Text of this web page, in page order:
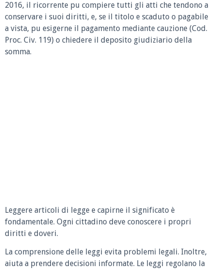
2016, il ricorrente pu compiere tutti gli atti che tendono a
conservare i suoi diritti, e, se il titolo e scaduto o pagabile
a vista, pu esigerne il pagamento mediante cauzione (Cod.
Proc. Civ. 119) o chiedere il deposito giudiziario della
somma.
Leggere articoli di legge e capirne il significato è
fondamentale. Ogni cittadino deve conoscere i propri
diritti e doveri.
La comprensione delle leggi evita problemi legali. Inoltre,
aiuta a prendere decisioni informate. Le leggi regolano la